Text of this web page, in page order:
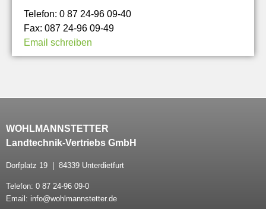
Telefon: 0 87 24-96 09-40
Fax: 087 24-96 09-49
Email schreiben
WOHLMANNSTETTER
Landtechnik-Vertriebs GmbH
Dorfplatz 19 | 84339 Unterdietfurt
Telefon: 0 87 24-96 09-0
Email: info@wohlmannstetter.de